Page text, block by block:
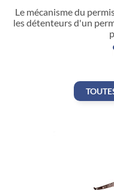
Le mécanisme du
les détenteurs d'un